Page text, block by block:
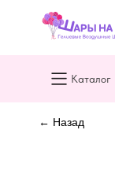
Каталог
← Назад